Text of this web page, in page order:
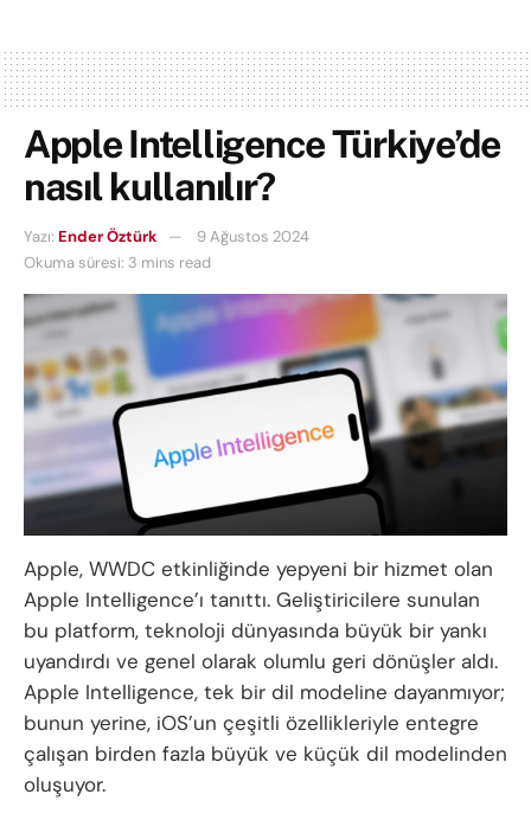
Apple Intelligence Türkiye’de
nasıl kullanılır?
Yazı: Ender Öztürk
9 Ağustos 2024
Okuma süresi: 3 mins read
Apple, WWDC etkinliğinde yepyeni bir hizmet olan
Apple Intelligence’ı tanıttı. Geliştiricilere sunulan
bu platform, teknoloji dünyasında büyük bir yankı
uyandırdı ve genel olarak olumlu geri dönüşler aldı.
Apple Intelligence, tek bir dil modeline dayanmıyor;
bunun yerine, iOS’un çeşitli özellikleriyle entegre
çalışan birden fazla büyük ve küçük dil modelinden
oluşuyor.